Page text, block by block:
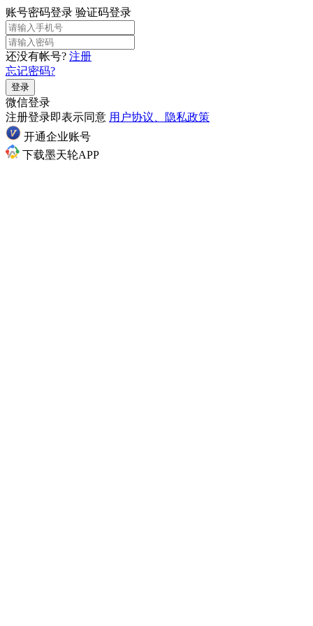
账号密码登录 验证码登录
还没有帐号? 注册
忘记密码?
登录
微信登录
注册登录即表示同意 用户协议、隐私政策
开通企业账号
下载墨天轮APP